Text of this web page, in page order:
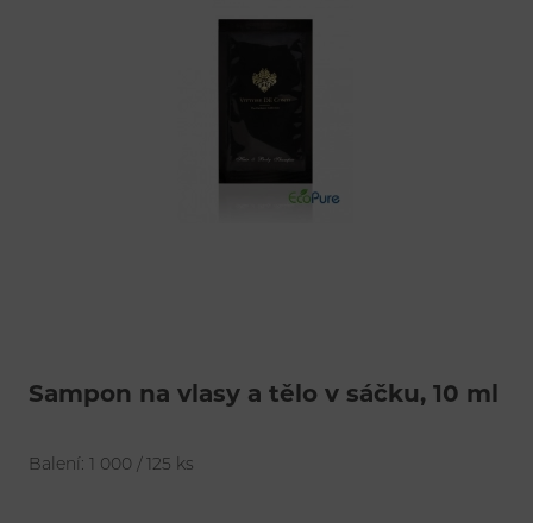
Šampon na vlasy a tělo v sáčku, 10 ml
Balení: 1 000 / 125 ks